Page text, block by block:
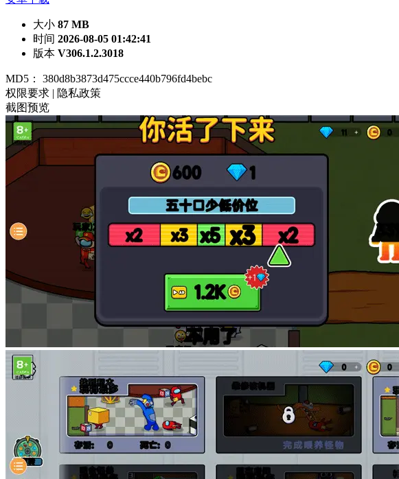
大小 87 MB
时间 2026-08-05 01:42:41
版本 V306.1.2.3018
MD5： 380d8b3873d475ccce440b796fd4bebc
权限要求 | 隐私政策
截图预览